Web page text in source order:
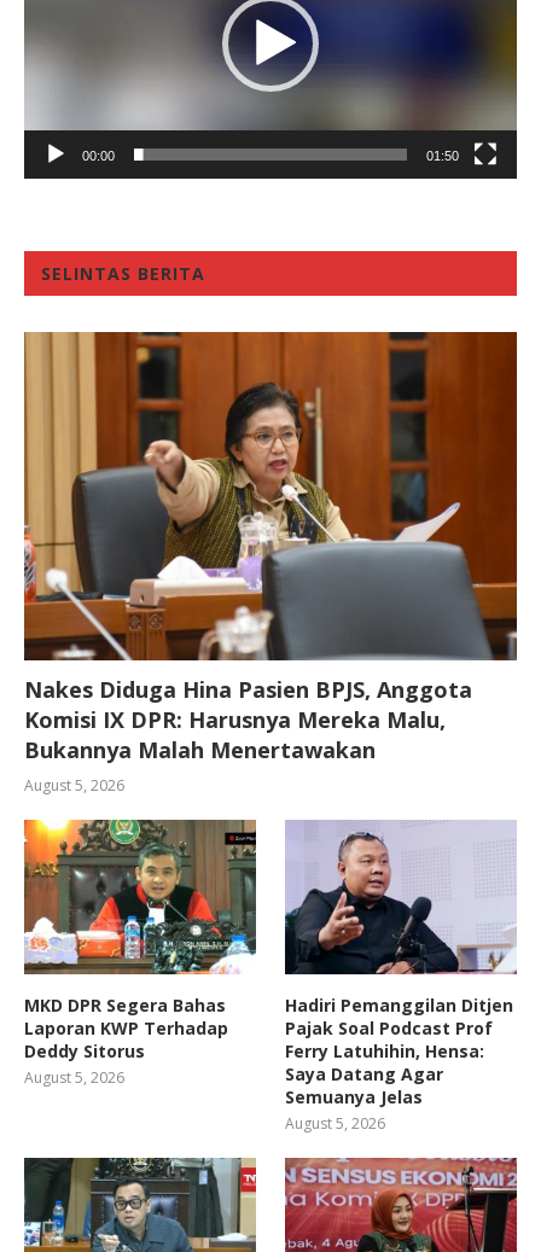
00:00 01:50
SELINTAS BERITA
Nakes Diduga Hina Pasien BPJS, Anggota
Komisi IX DPR: Harusnya Mereka Malu,
Bukannya Malah Menertawakan
August 5, 2026
MKD DPR Segera Bahas
Laporan KWP Terhadap
Deddy Sitorus
August 5, 2026
Hadiri Pemanggilan Ditjen
Pajak Soal Podcast Prof
Ferry Latuhihin, Hensa:
Saya Datang Agar
Semuanya Jelas
August 5, 2026